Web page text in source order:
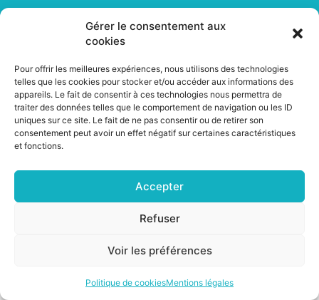
Gérer le consentement aux
cookies
Pour offrir les meilleures expériences, nous utilisons des technologies
telles que les cookies pour stocker et/ou accéder aux informations des
appareils. Le fait de consentir à ces technologies nous permettra de
traiter des données telles que le comportement de navigation ou les ID
uniques sur ce site. Le fait de ne pas consentir ou de retirer son
consentement peut avoir un effet négatif sur certaines caractéristiques
et fonctions.
Accepter
Refuser
Voir les préférences
Politique de cookiesMentions légales
GT Reconditionnement